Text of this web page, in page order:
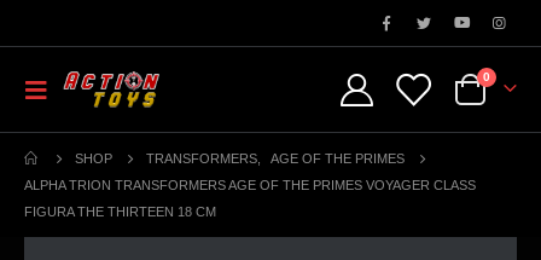
0
SHOP TRANSFORMERS
AGE OF THE PRIMES
ALPHA TRION TRANSFORMERS AGE OF THE PRIMES VOYAGER CLASS
FIGURA THE THIRTEEN 18 CM